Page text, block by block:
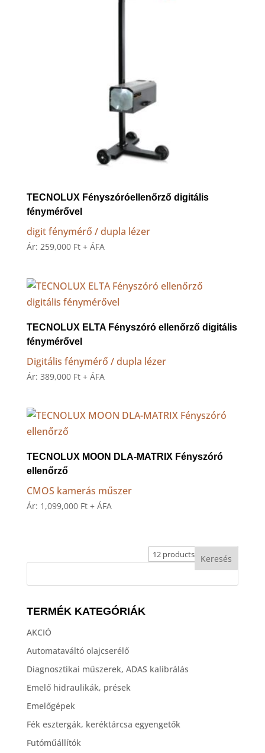
TECNOLUX Fényszóróellenőrző digitális
fénymérővel
digit fénymérő / dupla lézer
Ár: 259,000 Ft + ÁFA
TECNOLUX ELTA Fényszóró ellenőrző digitális
fénymérővel
Digitális fénymérő / dupla lézer
Ár: 389,000 Ft + ÁFA
TECNOLUX MOON DLA-MATRIX Fényszóró
ellenőrző
CMOS kamerás műszer
Ár: 1,099,000 Ft + ÁFA
TERMÉK KATEGÓRIÁK
AKCIÓ
Automataváltó olajcserélő
Diagnosztikai műszerek, ADAS kalibrálás
Emelő hidraulikák, prések
Emelőgépek
Fék esztergák, keréktárcsa egyengetők
Futóműállítók